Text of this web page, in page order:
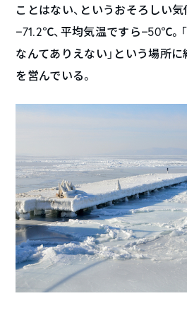
ことはない、というおそろしい
−71.2℃、平均気温ですら−50℃。
なんてありえない」という場所
を営んでいる。